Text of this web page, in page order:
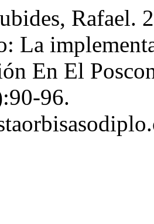
Rafael.
La
En El
96.